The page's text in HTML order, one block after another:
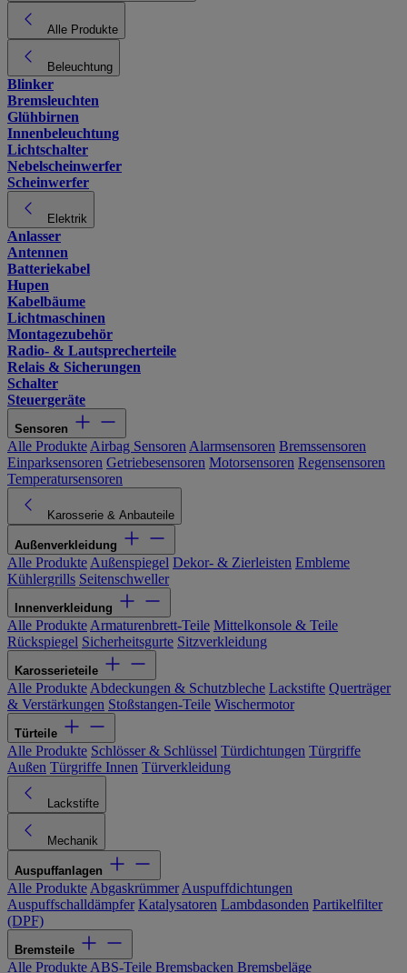
Alle Produkte
Beleuchtung
Blinker
Bremsleuchten
Glühbirnen
Innenbeleuchtung
Lichtschalter
Nebelscheinwerfer
Scheinwerfer
Elektrik
Anlasser
Antennen
Batteriekabel
Hupen
Kabelbäume
Lichtmaschinen
Montagezubehör
Radio- & Lautsprecherteile
Relais & Sicherungen
Schalter
Steuergeräte
Sensoren
Alle Produkte Airbag Sensoren Alarmsensoren Bremssensoren
Einparksensoren Getriebesensoren Motorsensoren Regensensoren
Temperatursensoren
Karosserie & Anbauteile
Außenverkleidung
Alle Produkte Außenspiegel Dekor- & Zierleisten Embleme
Kühlergrills Seitenschweller
Innenverkleidung
Alle Produkte Armaturenbrett-Teile Mittelkonsole & Teile
Rückspiegel Sicherheitsgurte Sitzverkleidung
Karosserieteile
Alle Produkte Abdeckungen & Schutzbleche Lackstifte Querträger
& Verstärkungen Stoßstangen-Teile Wischermotor
Türteile
Alle Produkte Schlösser & Schlüssel Türdichtungen Türgriffe
Außen Türgriffe Innen Türverkleidung
Lackstifte
Mechanik
Auspuffanlagen
Alle Produkte Abgaskrümmer Auspuffdichtungen
Auspuffschalldämpfer Katalysatoren Lambdasonden Partikelfilter
(DPF)
Bremsteile
Alle Produkte ABS-Teile Bremsbacken Bremsbeläge